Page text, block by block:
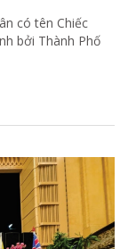
có tên Chiếc
bởi Thành Phố